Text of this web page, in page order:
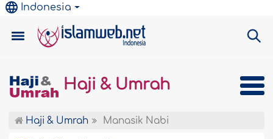
Indonesia
Haji & Umrah
Haji & Umrah Manasik Nabi